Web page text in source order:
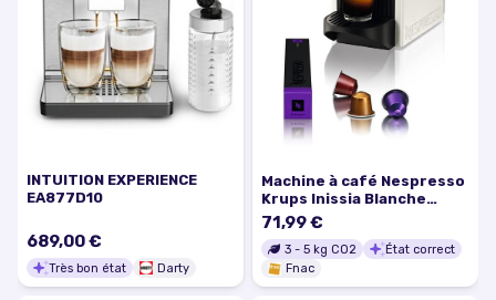
INTUITION EXPERIENCE
EA877D10
689,00 €
Très bon état Darty
Machine à café Nespresso
Krups Inissia Blanche
YY1530FD
71,99 €
3 - 5 kg CO2
État correct
Fnac